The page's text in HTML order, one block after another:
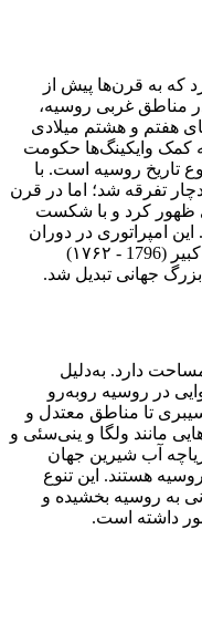
که به قرن‌ها پیش از
مناطق غربی روسیه،
هفتم و هشتم میلادی
کمک وایکینگ‌ها حکومت
تاریخ روسیه است. با
تفرقه شد؛ اما در قرن
ظهور کرد و با شکست
امپراتوری در دوران
حکومت پتر کبیر (1725 - 1682) و کاترین کبیر (1796 - ۱۷۶۲)
جهانی تبدیل شد.
مربع، مساحت دارد. به‌دلیل
در روسیه روبه‌رو
تا مناطق معتدل و
مانند ولگا و ینی‌سئی و
آب شیرین جهان
هستند. این تنوع
به روسیه بخشیده و
داشته است.